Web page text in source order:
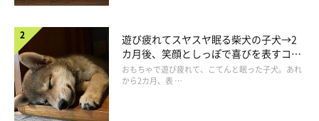
遊び疲れてスヤスヤ眠る柴犬の子犬→2
カ月後、笑顔としっぽで喜びを表すコに
成長！
おもちゃで遊び疲れて、こてんと眠った子犬。あれ
から2カ月、表 …